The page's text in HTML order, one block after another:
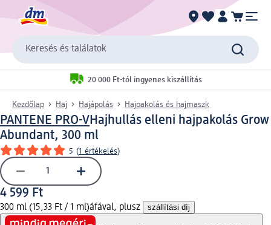
Keresés és találatok
20 000 Ft-tól ingyenes kiszállítás
Kezdőlap Haj Hajápolás Hajpakolás és hajmaszk
PANTENE PRO-VHajhullás elleni hajpakolás Grow
Abundant, 300 ml
5 (1 értékelés)
4 599 Ft
300 ml (15,33 Ft / 1 ml)áfával, plusz szállítási díj